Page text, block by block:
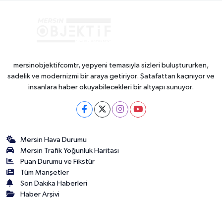
mersinobjektifcomtr, yepyeni temasıyla sizleri buluştururken,
sadelik ve modernizmi bir araya getiriyor. Şatafattan kaçınıyor ve
insanlara haber okuyabilecekleri bir altyapı sunuyor.
Mersin Hava Durumu
Mersin Trafik Yoğunluk Haritası
Puan Durumu ve Fikstür
Tüm Manşetler
Son Dakika Haberleri
Haber Arşivi